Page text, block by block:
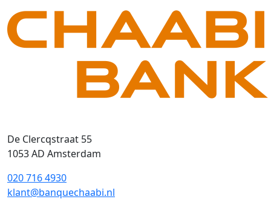
De Clercqstraat 55
1053 AD Amsterdam
020 716 4930
klant@banquechaabi.nl